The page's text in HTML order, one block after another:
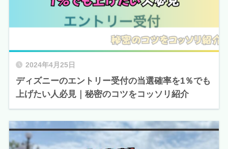
2024年4月25日
ディズニーのエントリー受付の当選確率を1％でも
上げたい人必見｜秘密のコツをコッソリ紹介